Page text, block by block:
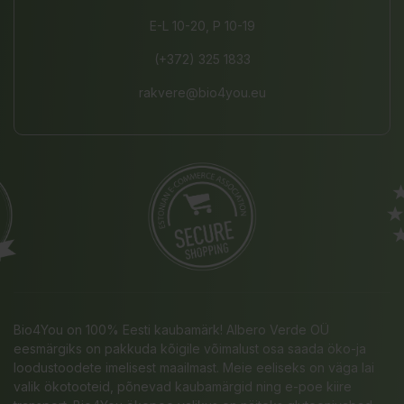
E-L 10-20, P 10-19
(+372) 325 1833
rakvere@bio4you.eu
Bio4You on 100% Eesti kaubamärk! Albero Verde OÜ
eesmärgiks on pakkuda kõigile võimalust osa saada öko-ja
loodustoodete imelisest maailmast. Meie eeliseks on väga lai
valik ökotooteid, põnevad kaubamärgid ning e-poe kiire